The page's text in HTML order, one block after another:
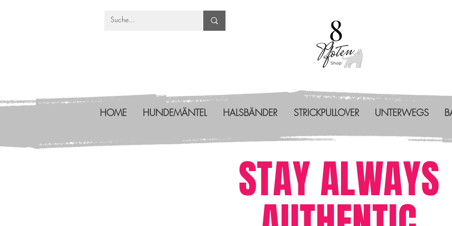
HOME HUNDEMÄNTEL HALSBÄNDER STRICKPULLOVER UNTERWEGS
STAY ALWAYS